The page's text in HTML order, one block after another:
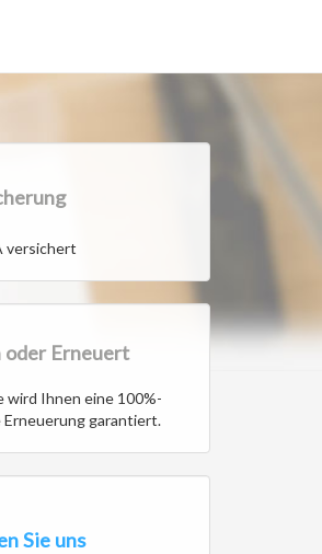
versichert
Erneuert
wird Ihnen eine 100%-
garantiert.
Sie uns